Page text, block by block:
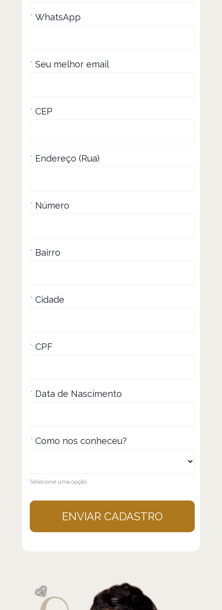
* WhatsApp
* Seu melhor email
* CEP
* Endereço (Rua)
* Número
* Bairro
* Cidade
* CPF
* Data de Nascimento
* Como nos conheceu?
Selecione uma opção
ENVIAR CADASTRO